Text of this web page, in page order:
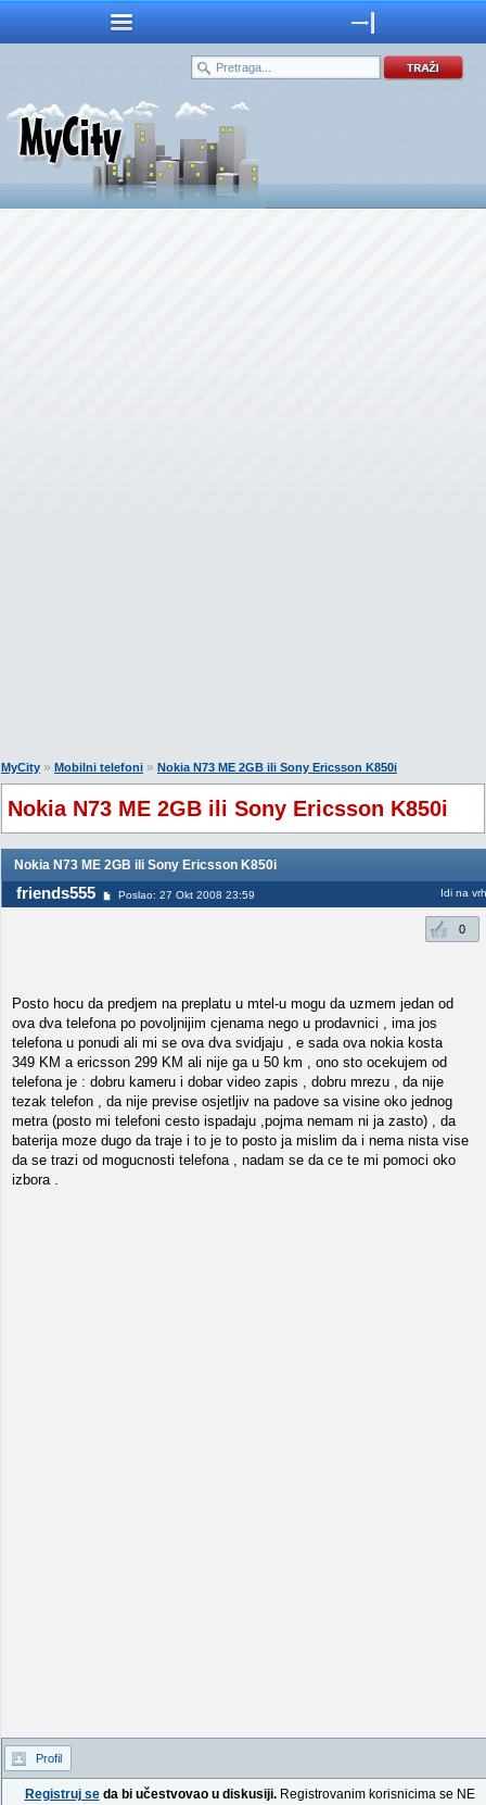
MyCity » Mobilni telefoni » Nokia N73 ME 2GB ili Sony Ericsson K850i
Nokia N73 ME 2GB ili Sony Ericsson K850i
Nokia N73 ME 2GB ili Sony Ericsson K850i
friends555 Poslao: 27 Okt 2008 23:59 Idi na vrh
0
Posto hocu da predjem na preplatu u mtel-u mogu da uzmem jedan od
ova dva telefona po povoljnijim cjenama nego u prodavnici , ima jos
telefona u ponudi ali mi se ova dva svidjaju , e sada ova nokia kosta
349 KM a ericsson 299 KM ali nije ga u 50 km , ono sto ocekujem od
telefona je : dobru kameru i dobar video zapis , dobru mrezu , da nije
tezak telefon , da nije previse osjetljiv na padove sa visine oko jednog
metra (posto mi telefoni cesto ispadaju ,pojma nemam ni ja zasto) , da
baterija moze dugo da traje i to je to posto ja mislim da i nema nista vise
da se trazi od mogucnosti telefona , nadam se da ce te mi pomoci oko
izbora .
Profil
Registruj seda bi učestvovao u diskusiji.Registrovanim korisnicima se NE